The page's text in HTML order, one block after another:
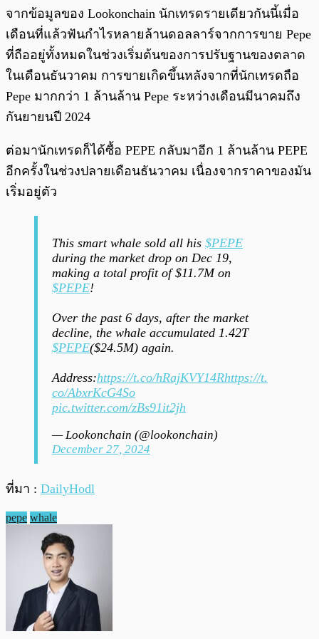
จากข้อมูลของ Lookonchain นักเทรดรายเดียวกันนี้เมื่อ
เดือนที่แล้วฟันกำไรหลายล้านดอลลาร์จากการขาย Pepe
ที่ถืออยู่ทั้งหมดในช่วงเริ่มต้นของการปรับฐานของตลาด
ในเดือนธันวาคม การขายเกิดขึ้นหลังจากที่นักเทรดถือ
Pepe มากกว่า 1 ล้านล้าน Pepe ระหว่างเดือนมีนาคมถึง
กันยายนปี 2024
ต่อมานักเทรดก็ได้ซื้อ PEPE กลับมาอีก 1 ล้านล้าน PEPE
อีกครั้งในช่วงปลายเดือนธันวาคม เนื่องจากราคาของมัน
เริ่มอยู่ตัว
This smart whale sold all his $PEPE
during the market drop on Dec 19,
making a total profit of $11.7M on
$PEPE!
Over the past 6 days, after the market
decline, the whale accumulated 1.42T
$PEPE($24.5M) again.
Address:https://t.co/hRajKVY14Rhttps://t.
co/AbxrKcG4So
pic.twitter.com/zBs91it2jh
— Lookonchain (@lookonchain)
December 27, 2024
ที่มา : DailyHodl
pepe whale